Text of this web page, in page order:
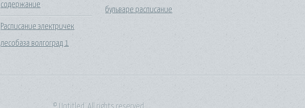
содержание
Расписание электричек
лесобаза волгоград 1
бульваре расписание